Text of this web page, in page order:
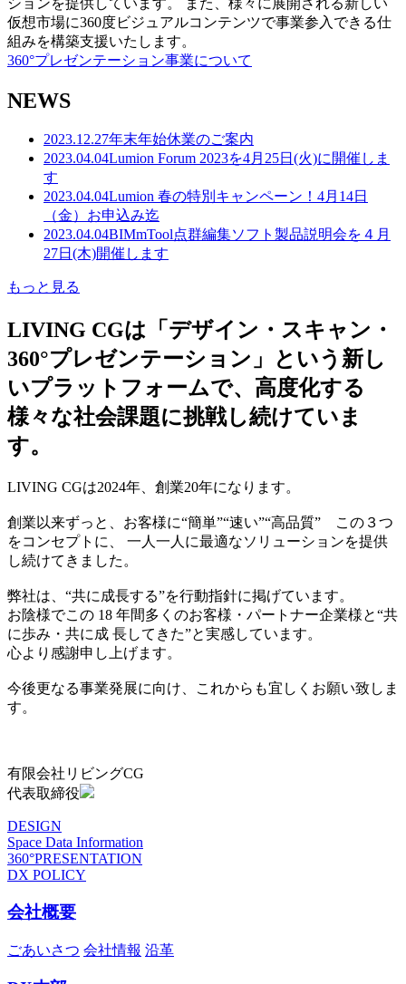
仮想市場に360度ビジュアルコンテンツで事業参入できる仕
組みを構築支援いたします。
360°プレゼンテーション事業について
NEWS
2023.12.27年末年始休業のご案内
2023.04.04Lumion Forum 2023を4月25日(火)に開催しま
す
2023.04.04Lumion 春の特別キャンペーン！4月14日
（金）お申込み迄
2023.04.04BIMmTool点群編集ソフト製品説明会を４月
27日(木)開催します
もっと見る
LIVING CGは「デザイン・スキャン・
360°プレゼンテーション」という新し
いプラットフォームで、高度化する
様々な社会課題に挑戦し続けていま
す。
LIVING CGは2024年、創業20年になります。
創業以来ずっと、お客様に“簡単”“速い”“高品質” この３つ
をコンセプトに、 一人一人に最適なソリューションを提供
し続けてきました。
弊社は、“共に成長する”を行動指針に掲げています。
お陰様でこの 18 年間多くのお客様・パートナー企業様と“共
に歩み・共に成 長してきた”と実感しています。
心より感謝申し上げます。
今後更なる事業発展に向け、これからも宜しくお願い致しま
す。
有限会社リビングCG
代表取締役
DESIGN
Space Data Information
360°PRESENTATION
DX POLICY
会社概要
ごあいさつ 会社情報 沿革